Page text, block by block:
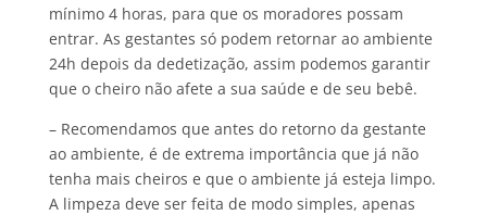
mínimo 4 horas, para que os moradores possam
entrar. As gestantes só podem retornar ao ambiente
24h depois da dedetização, assim podemos garantir
que o cheiro não afete a sua saúde e de seu bebê.
– Recomendamos que antes do retorno da gestante
ao ambiente, é de extrema importância que já não
tenha mais cheiros e que o ambiente já esteja limpo.
A limpeza deve ser feita de modo simples, apenas